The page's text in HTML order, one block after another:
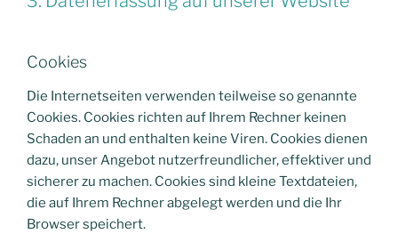
Cookies
Die Internetseiten verwenden teilweise so genannte
Cookies. Cookies richten auf Ihrem Rechner keinen
Schaden an und enthalten keine Viren. Cookies dienen
dazu, unser Angebot nutzerfreundlicher, effektiver und
sicherer zu machen. Cookies sind kleine Textdateien,
die auf Ihrem Rechner abgelegt werden und die Ihr
Browser speichert.